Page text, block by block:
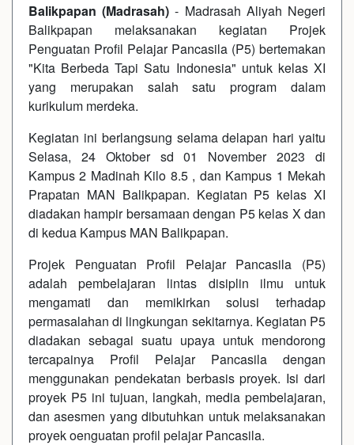
Balikpapan (Madrasah) - Madrasah Aliyah Negeri
Balikpapan melaksanakan kegiatan Projek
Penguatan Profil Pelajar Pancasila (P5) bertemakan
"Kita Berbeda Tapi Satu Indonesia" untuk kelas XI
yang merupakan salah satu program dalam
kurikulum merdeka.
Kegiatan ini berlangsung selama delapan hari yaitu
Selasa, 24 Oktober sd 01 November 2023 di
Kampus 2 Madinah Kilo 8.5 , dan Kampus 1 Mekah
Prapatan MAN Balikpapan. Kegiatan P5 kelas XI
diadakan hampir bersamaan dengan P5 kelas X dan
di kedua Kampus MAN Balikpapan.
Projek Penguatan Profil Pelajar Pancasila (P5)
adalah pembelajaran lintas disiplin ilmu untuk
mengamati dan memikirkan solusi terhadap
permasalahan di lingkungan sekitarnya. Kegiatan P5
diadakan sebagai suatu upaya untuk mendorong
tercapainya Profil Pelajar Pancasila dengan
menggunakan pendekatan berbasis proyek. Isi dari
proyek P5 ini tujuan, langkah, media pembelajaran,
dan asesmen yang dibutuhkan untuk melaksanakan
proyek oenguatan profil pelajar Pancasila.